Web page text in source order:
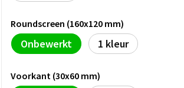
Roundscreen (160x120 mm)
Onbewerkt 1
Voorkant (30x60 mm)